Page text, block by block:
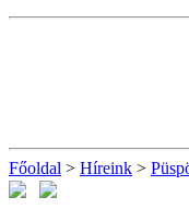
Főoldal > Híreink >